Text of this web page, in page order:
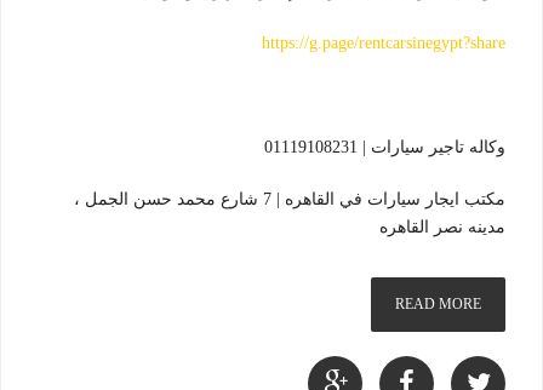
https://g.page/rentcarsinegypt?share
وكاله تاجير سيارات | 01119108231
مكتب ايجار سيارات في القاهره | 7 شارع محمد حسن الجمل ،
مدينه نصر القاهره
READ MORE